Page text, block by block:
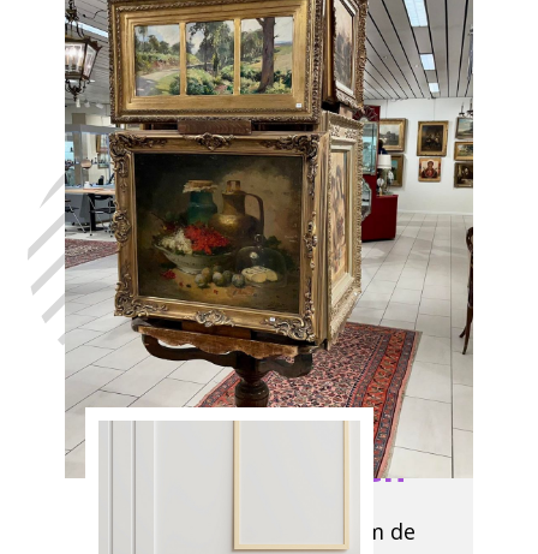
Laat uw huis
leegmaken
Henegouwen,
in het volste
vertrouwen,
met de hulp
van Antiek
Opkoper
Henegouwen
We komen langs om de